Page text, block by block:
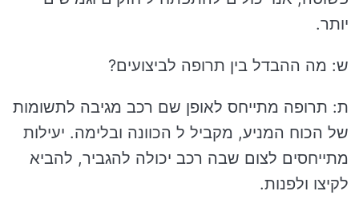
יותר.
ש: מה ההבדל בין תרופה לביצועים?
ת: תרופה מתייחס לאופן שם רכב מגיבה לתשומות
של הכוח המניע, מקביל ל הכוונה ובלימה. יעילות
מתייחסים לצום שבה רכב יכולה להגביר, להביא
לקיצו ולפנות.